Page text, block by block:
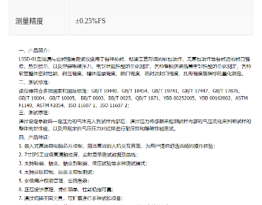
测量精度 ±0.25%FS